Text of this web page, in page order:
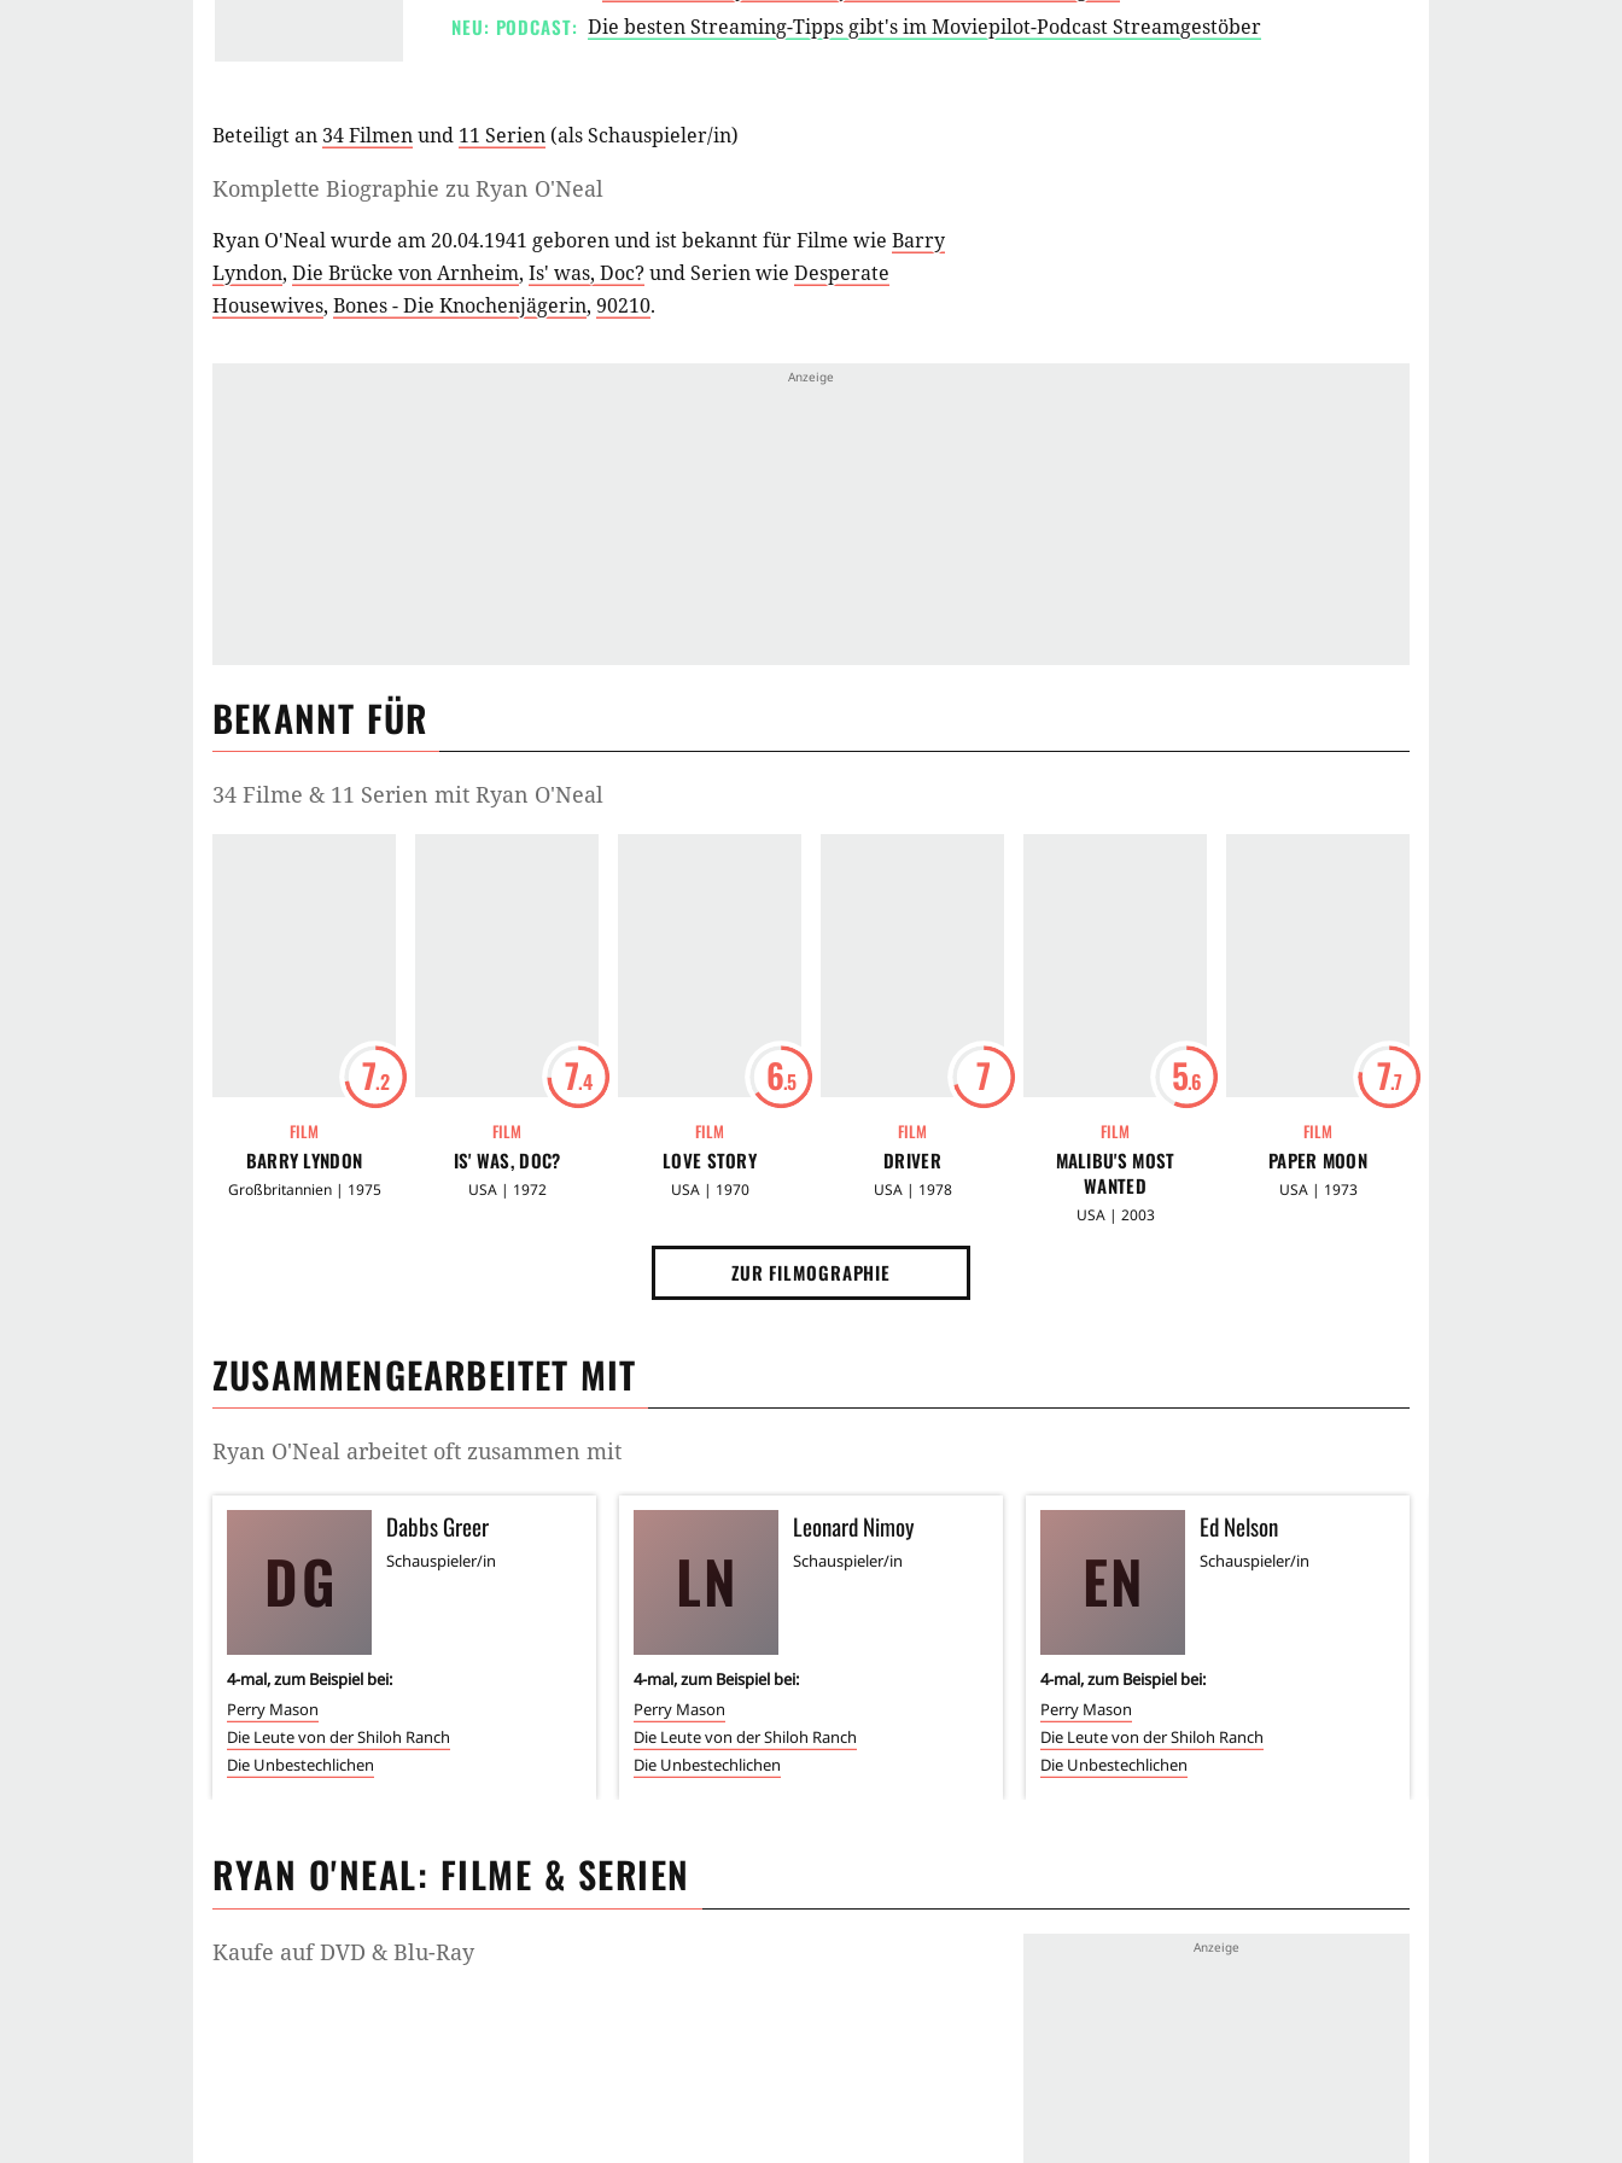
NEU: PODCAST: Die besten Streaming-Tipps gibt's im Moviepilot-Podcast Streamgestöber
Beteiligt an 34 Filmenund 11 Serien (alsSchauspieler/in)
Komplette Biographie zu Ryan O'Neal
Ryan O'Neal wurde am 20.04.1941 geboren und ist bekannt für Filme wie Barry
Lyndon, Die Brücke von Arnheim, Is' was, Doc?und Serien wie Desperate
Housewives, Bones - Die Knochenjägerin, 90210.
BEKANNT FÜR
34 Filme & 11 Serien mit Ryan O'Neal
7.2
FILM
BARRY LYNDON
Großbritannien | 1975
7.4
FILM
IS' WAS, DOC?
USA | 1972
6.5
FILM
LOVE STORY
USA | 1970
7
FILM
DRIVER
USA | 1978
5.6
FILM
MALIBU'S MOST
WANTED
USA | 2003
7.7
FILM
PAPER MOON
USA | 1973
ZUR FILMOGRAPHIE
ZUSAMMENGEARBEITET MIT
Ryan O'Neal arbeitet oft zusammen mit
DG
Dabbs Greer
Schauspieler/in
4-mal, zum Beispiel bei:
Perry Mason
Die Leute von der Shiloh Ranch
Die Unbestechlichen
LN
Leonard Nimoy
Schauspieler/in
4-mal, zum Beispiel bei:
Perry Mason
Die Leute von der Shiloh Ranch
Die Unbestechlichen
EN
Ed Nelson
Schauspieler/in
4-mal, zum Beispiel bei:
Perry Mason
Die Leute von der Shiloh Ranch
Die Unbestechlichen
RYAN O'NEAL: FILME & SERIEN
Kaufe auf DVD & Blu-Ray